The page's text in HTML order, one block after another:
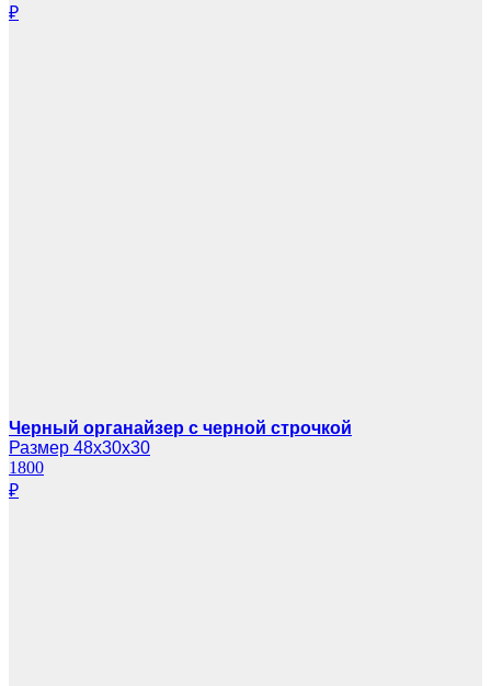
₽
Черный органайзер с черной строчкой
Размер 48х30х30
1800
₽